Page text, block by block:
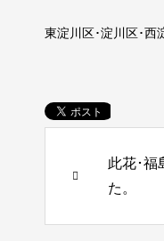
東淀川区･淀川区･西
此花･福
た。